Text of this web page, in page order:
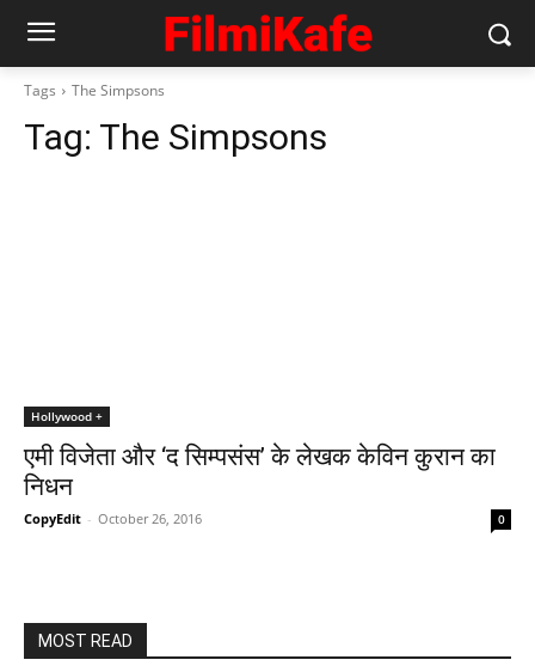
Tags The Simpsons
Tag: The Simpsons
Hollywood +
एमी विजेता और ‘द सिम्पसंस’ के लेखक केविन कुरान का
निधन
CopyEdit - October 26, 2016 0
MOST READ